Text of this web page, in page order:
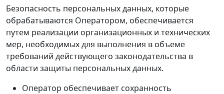
Безопасность персональных данных, которые
обрабатываются Оператором, обеспечивается
путем реализации организационных и технических
мер, необходимых для выполнения в объеме
требований действующего законодательства в
области защиты персональных данных.
Оператор обеспечивает сохранность